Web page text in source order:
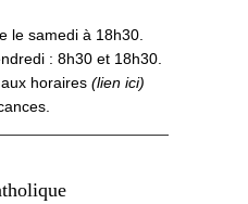
le samedi à 18h30.
: 8h30 et 18h30.
horaires (lien ici)